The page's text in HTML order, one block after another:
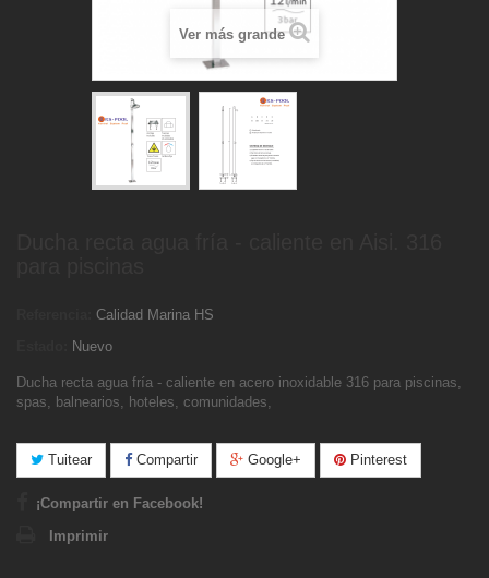
Ver más grande
Calidad Marina HS
Nuevo
Ducha recta agua fría - caliente en acero inoxidable 316 para piscinas,
spas, balnearios, hoteles, comunidades,
Tuitear Compartir Google+ Pinterest
¡Compartir en Facebook!
Imprimir